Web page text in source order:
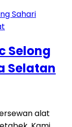
Selong
Selatan
alat